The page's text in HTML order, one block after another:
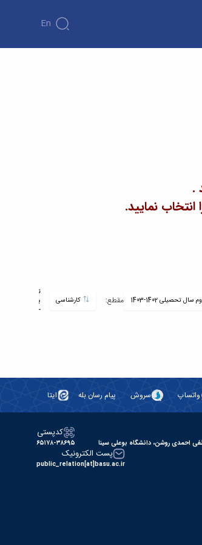
En
.
نمایید.
مقطع:
تاریخ
به‌روزرسانی:
-
واتساپ سروش پیام رسان بله ایتا
احمدی روشن، دانشگاه بوعلی سینا
کدپستی
۶۵۱۷۸-۳۸۶۹۵
پست الکترونیک
public_relation[at]basu.ac.ir